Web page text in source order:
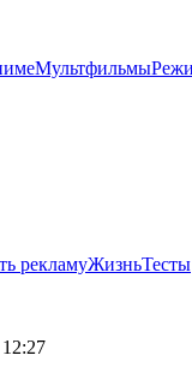
Мультфильмы
рекламуЖизньТесты